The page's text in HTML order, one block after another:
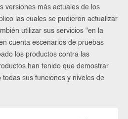
versiones más actuales de los
las cuales se pudieron actualizar
utilizar sus servicios "en la
cuenta escenarios de pruebas
los productos contra las
han tenido que demostrar
sus funciones y niveles de